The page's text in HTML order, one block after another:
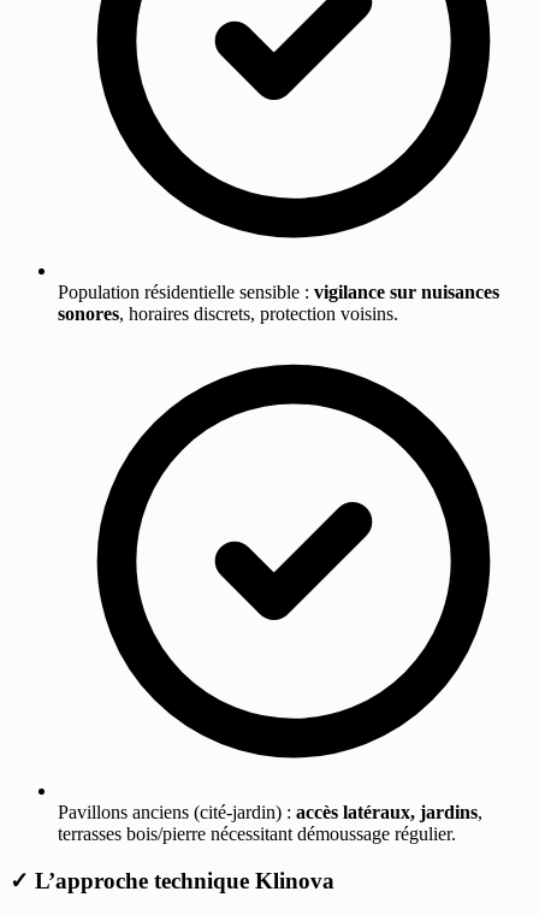
Population résidentielle sensible : vigilance sur nuisances
sonores, horaires discrets, protection voisins.
Pavillons anciens (cité-jardin) : accès latéraux, jardins,
terrasses bois/pierre nécessitant démoussage régulier.
✓ L’approche technique Klinova